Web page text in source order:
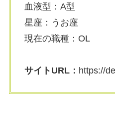
血液型：A型
星座：うお座
現在の職種：OL
サイトURL： https://